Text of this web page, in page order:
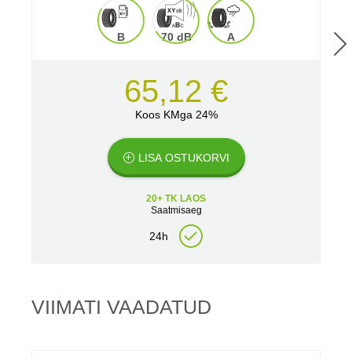
B 70 dB A
65,12 €
Koos KMga 24%
LISA OSTUKORVI
20+ TK LAOS
Saatmisaeg
24h
VIIMATI VAADATUD